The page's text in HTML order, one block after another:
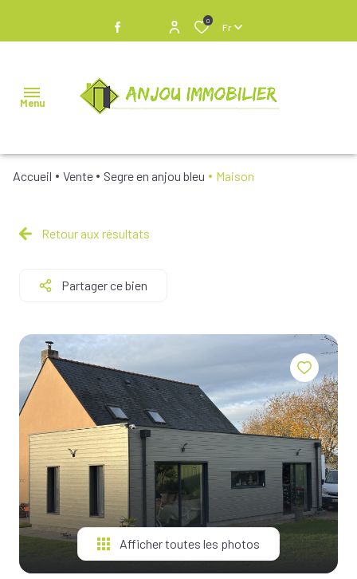
0
Fr
Menu
VENDRE
BIENS
NOS
BIENS À
LA
LOCATION
ESTIMEZ
VOTRE
BIEN
NOTRE
ÉQUIPE
Accueil Vente Segre en anjou bleu Maison
Retour aux résultats
Partager ce bien
Afficher toutes les photos